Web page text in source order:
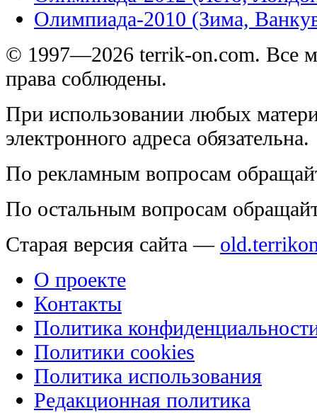
Олимпиада-2010 (Зима,
© 1997—2026 terrik-on.com. Все
права соблюдены.
При использовании любых
электронного адреса обязательна.
По рекламным вопросам
По остальным вопросам
Старая версия сайта —
О проекте
Контакты
Политика
Политики cookies
Политика использования
Редакционная политика